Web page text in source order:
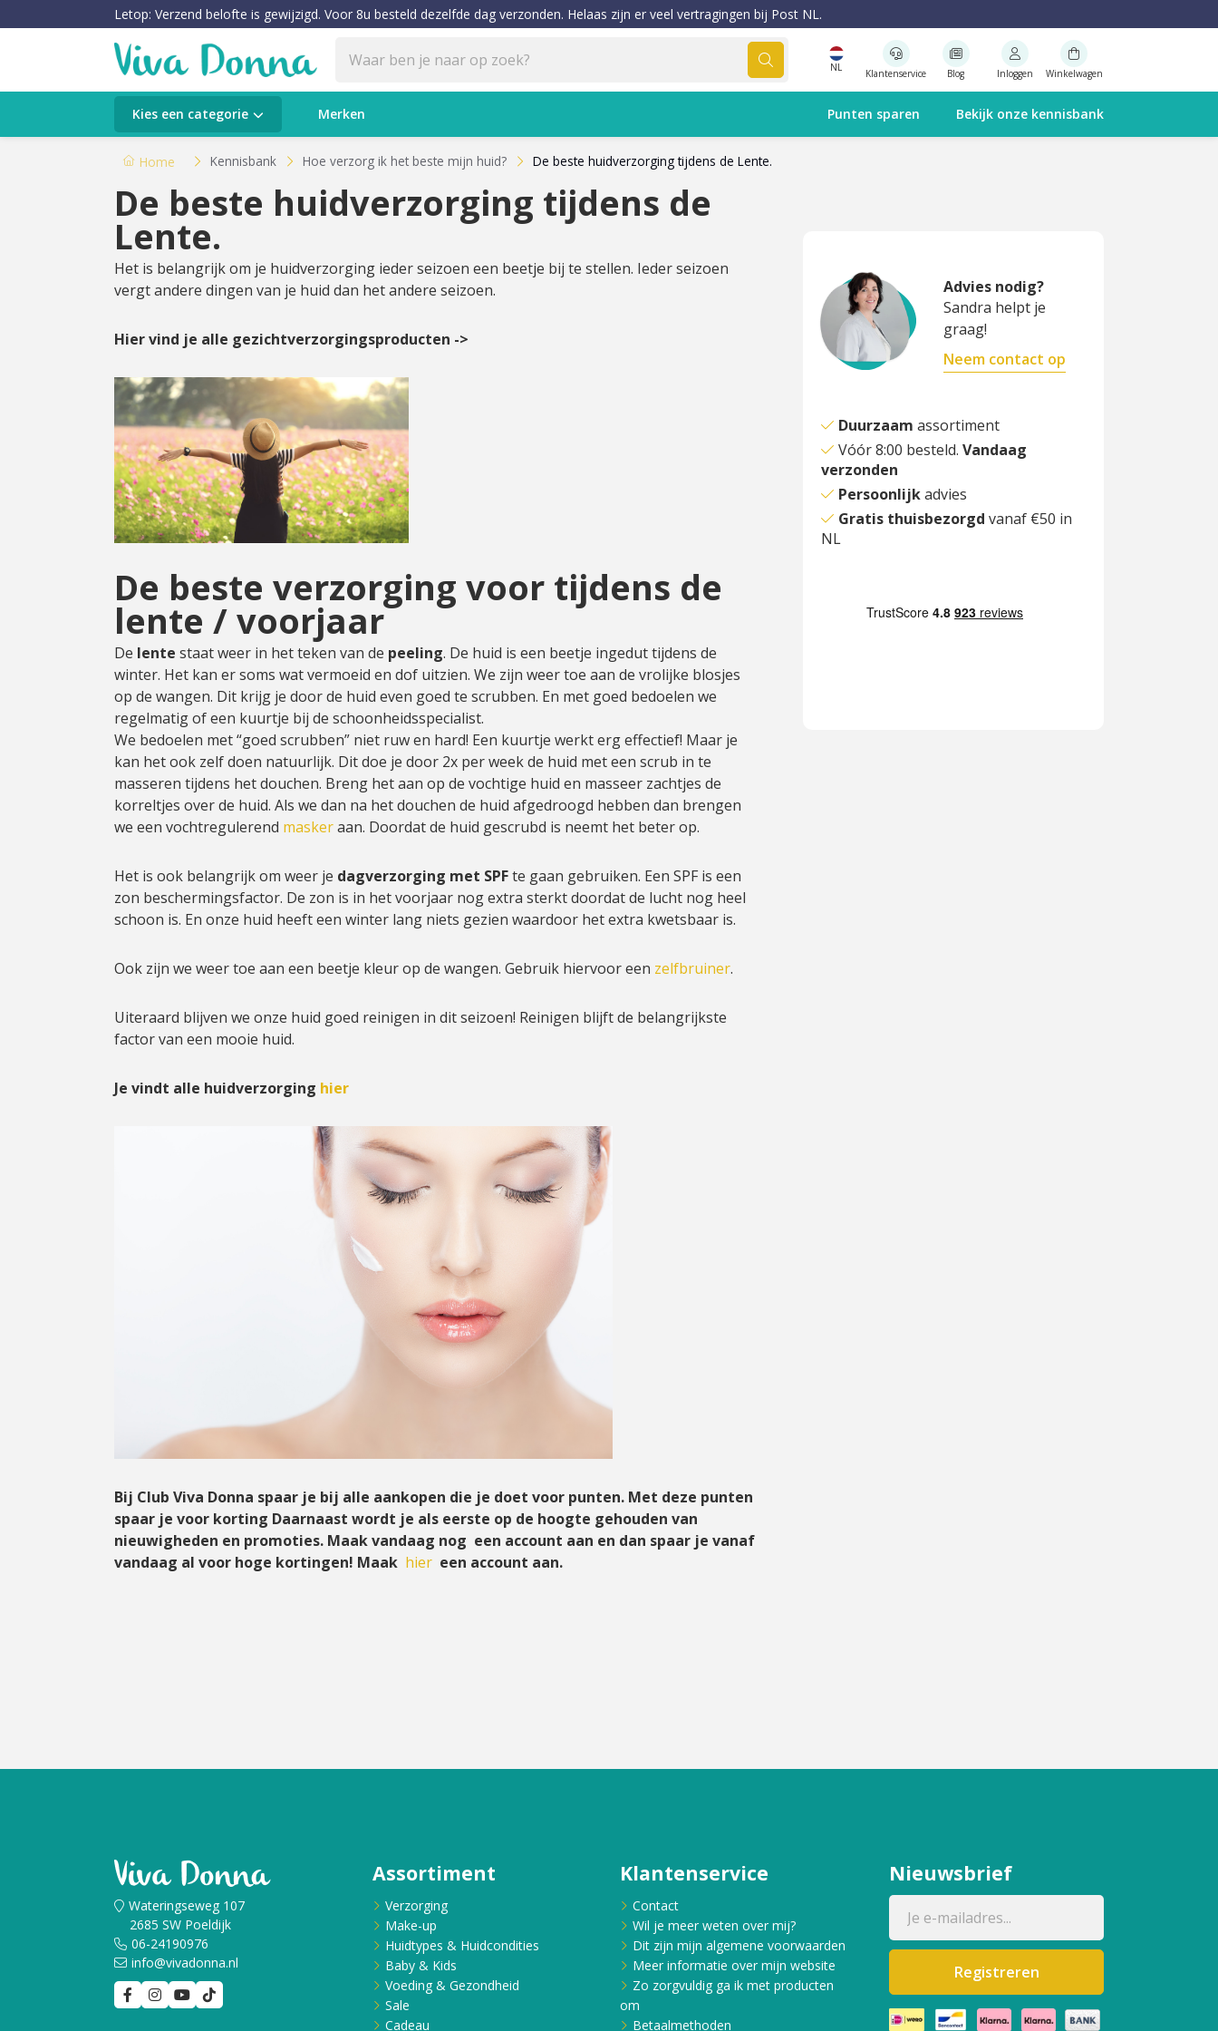
Letop: Verzend belofte is gewijzigd. Voor 8u besteld dezelfde dag verzonden. Helaas zijn er veel vertragingen bij Post NL.
NL Klantenservice Blog Inloggen Winkelwagen
Kies een categorie Merken Punten sparen Bekijk onze kennisbank
Categorieën
Verzorging
Make-up
Huidtypes & Huidcondities
Baby & Kids
Voeding & Gezondheid
Sale
Cadeau
Travel size producten
Nieuwe Striplac 2025
Home Kennisbank Hoe verzorg ik het beste mijn huid? De beste huidverzorging tijdens de Lente.
De beste huidverzorging tijdens de
Lente.
Het is belangrijk om je huidverzorging ieder seizoen een beetje bij te stellen. Ieder seizoen
vergt andere dingen van je huid dan het andere seizoen.
Hier vind je alle gezichtverzorgingsproducten ->
De beste verzorging voor tijdens de
lente / voorjaar
De lente staat weer in het teken van de peeling. De huid is een beetje ingedut tijdens de
winter. Het kan er soms wat vermoeid en dof uitzien. We zijn weer toe aan de vrolijke blosjes
op de wangen. Dit krijg je door de huid even goed te scrubben. En met goed bedoelen we
regelmatig of een kuurtje bij de schoonheidsspecialist.
We bedoelen met “goed scrubben” niet ruw en hard! Een kuurtje werkt erg effectief! Maar je
kan het ook zelf doen natuurlijk. Dit doe je door 2x per week de huid met een scrub in te
masseren tijdens het douchen. Breng het aan op de vochtige huid en masseer zachtjes de
korreltjes over de huid. Als we dan na het douchen de huid afgedroogd hebben dan brengen
we een vochtregulerend maskeraan. Doordat de huid gescrubd is neemt het beter op.
Het is ook belangrijk om weer je dagverzorging met SPFte gaan gebruiken. Een SPF is een
zon beschermingsfactor. De zon is in het voorjaar nog extra sterkt doordat de lucht nog heel
schoon is. En onze huid heeft een winter lang niets gezien waardoor het extra kwetsbaar is.
Ook zijn we weer toe aan een beetje kleur op de wangen. Gebruik hiervoor een zelfbruiner.
Uiteraard blijven we onze huid goed reinigen in dit seizoen! Reinigen blijft de belangrijkste
factor van een mooie huid.
Je vindt alle huidverzorging hier
Bij Club Viva Donna spaar je bij alle aankopen die je doet voor punten. Met deze punten
spaar je voor korting Daarnaast wordt je als eerste op de hoogte gehouden van
nieuwigheden en promoties. Maak vandaag nog een account aan en dan spaar je vanaf
vandaag al voor hoge kortingen! Maak hier een account aan.
Advies nodig?
Sandra helpt je
graag!
Neem contact op
Duurzaam assortiment
Vóór 8:00 besteld. Vandaag
verzonden
Persoonlijkadvies
Gratis thuisbezorgd vanaf €50 in
NL
Wateringseweg 107
2685 SW Poeldijk
06-24190976
info@vivadonna.nl
Assortiment
Verzorging
Make-up
Huidtypes & Huidcondities
Baby & Kids
Voeding & Gezondheid
Sale
Cadeau
Klantenservice
Contact
Wil je meer weten over mij?
Dit zijn mijn algemene voorwaarden
Meer informatie over mijn website
Zo zorgvuldig ga ik met producten
om
Betaalmethoden
Nieuwsbrief
Registreren